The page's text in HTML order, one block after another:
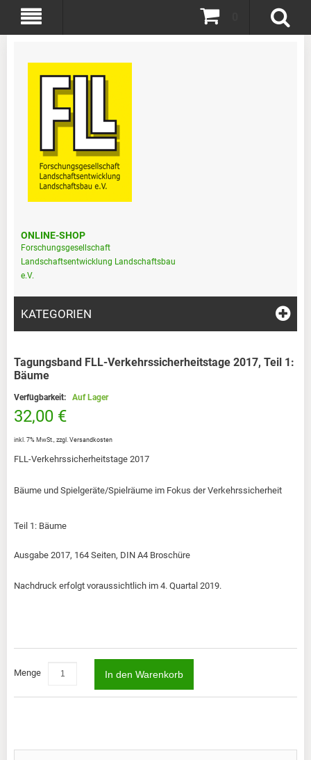
ONLINE-SHOP
Forschungsgesellschaft
Landschaftsentwicklung Landschaftsbau
e.V.
KATEGORIEN
Tagungsband FLL-Verkehrssicherheitstage 2017, Teil 1:
Bäume
Verfügbarkeit: Auf Lager
32,00 €
inkl. 7% MwSt., zzgl. Versandkosten
FLL-Verkehrssicherheitstage 2017
Bäume und Spielgeräte/Spielräume im Fokus der Verkehrssicherheit
Teil 1: Bäume
Ausgabe 2017, 164 Seiten, DIN A4 Broschüre
Nachdruck erfolgt voraussichtlich im 4. Quartal 2019.
Menge In den Warenkorb